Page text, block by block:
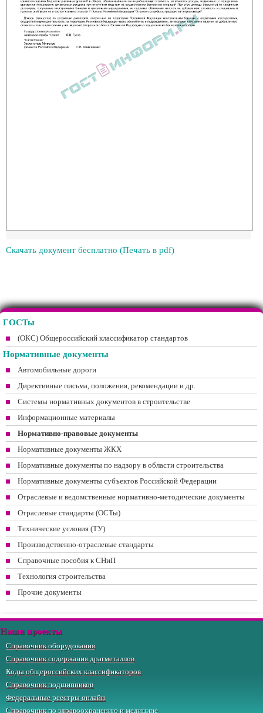
Скачать документ бесплатно (Печать в pdf)
ГОСТы
(ОКС) Общероссийский классификатор стандартов
Нормативные документы
Автомобильные дороги
Директивные письма, положения, рекомендации и др.
Системы нормативных документов в строительстве
Информационные материалы
Нормативно-правовые документы
Нормативные документы ЖКХ
Нормативные документы по надзору в области строительства
Нормативные документы субъектов Российской Федерации
Отраслевые и ведомственные нормативно-методические документы
Отраслевые стандарты (ОСТы)
Технические условия (ТУ)
Производственно-отраслевые стандарты
Справочные пособия к СНиП
Технология строительства
Прочие документы
Наши проекты
Справочник оборудования
Справочник содержания драгметаллов
Коды общероссийских классификаторов
Справочник подшипников
Федеральные реестры онлайн
Справочник по здравоохранению и медицине